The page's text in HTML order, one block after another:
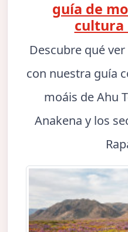
guía de
cultura
Descubre qué
con nuestra guía
moáis de Ahu
Anakena y los